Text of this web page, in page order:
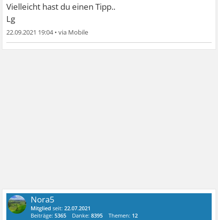
Vielleicht hast du einen Tipp..
Lg
22.09.2021 19:04•
Nora5
Mitglied seit:22.07.2021
Beiträge:5365 Danke:8395 Themen: 12